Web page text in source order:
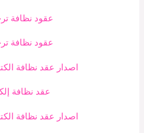
عقود نظافة
عقود نظافة
اصدار عقد نظافة
عقد نظافة
اصدار عقد نظافة